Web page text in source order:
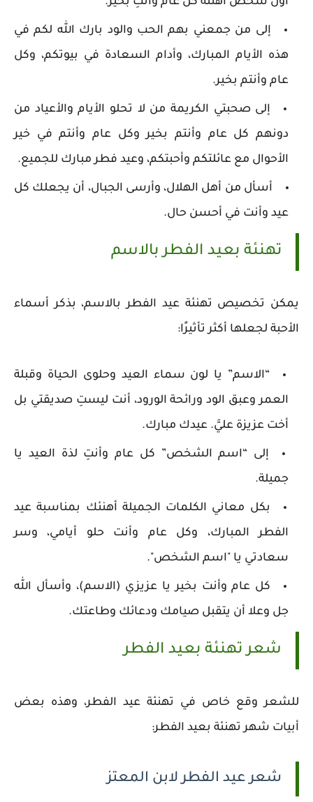
إلى من جمعني بهم الحب والود بارك الله لكم في
هذه الأيام المبارك، وأدام السعادة في بيوتكم، وكل
عام وأنتم بخير.
إلى صحبتي الكريمة من لا تحلو الأيام والأعياد من
دونهم كل عام وأنتم بخير وكل عام وأنتم في خير
الأحوال مع عائلتكم وأحبتكم، وعيد فطر مبارك للجميع.
أسأل من أهل الهلال، وأرسى الجبال، أن يجعلك كل
عيد وأنت في أحسن حال.
تهنئة بعيد الفطر بالاسم
يمكن تخصيص تهنئة عيد الفطر بالاسم، بذكر أسماء
الأحبة لجعلها أكثر تأثيرًا:
“الاسم” يا لون سماء العيد وحلوى الحياة وقبلة
العمر وعبق الود ورائحة الورود، أنت ليستِ صديقتي بل
أخت عزيزة عليَّ. عيدك مبارك.
إلى “اسم الشخص” كل عام وأنتِ لذة العيد يا
جميلة.
بكل معاني الكلمات الجميلة أهنئك بمناسبة عيد
الفطر المبارك، وكل عام وأنت حلو أيامي، وسر
سعادتي يا "اسم الشخص".
كل عام وأنت بخير يا عزيزي (الاسم)، وأسأل الله
جل وعلا أن يتقبل صيامك ودعائك وطاعتك.
شعر تهنئة بعيد الفطر
للشعر وقع خاص في تهنئة عيد الفطر، وهذه بعض
أبيات شهر تهنئة بعيد الفطر:
شعر عيد الفطر لابن المعتز